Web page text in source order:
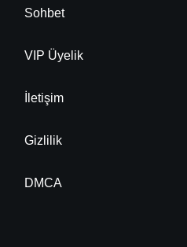
Sohbet
VIP Üyelik
İletişim
Gizlilik
DMCA